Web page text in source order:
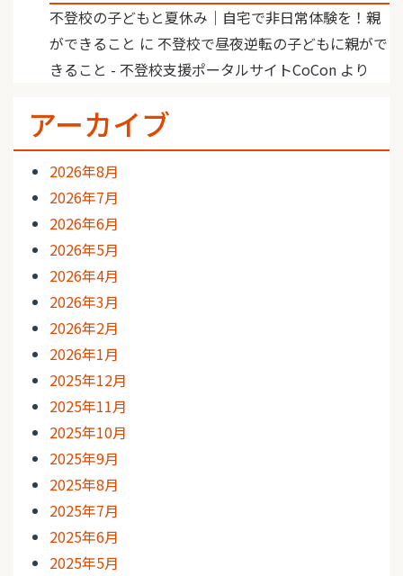
不登校の子どもと夏休み｜自宅で非日常体験を！親
ができること に 不登校で昼夜逆転の子どもに親がで
きること - 不登校支援ポータルサイトCoCon より
アーカイブ
2026年8月
2026年7月
2026年6月
2026年5月
2026年4月
2026年3月
2026年2月
2026年1月
2025年12月
2025年11月
2025年10月
2025年9月
2025年8月
2025年7月
2025年6月
2025年5月